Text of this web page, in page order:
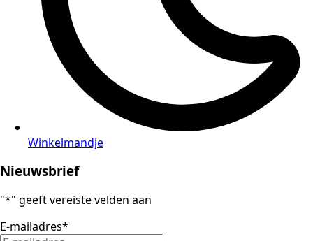
Winkelmandje
Nieuwsbrief
"*" geeft vereiste velden aan
E-mailadres*